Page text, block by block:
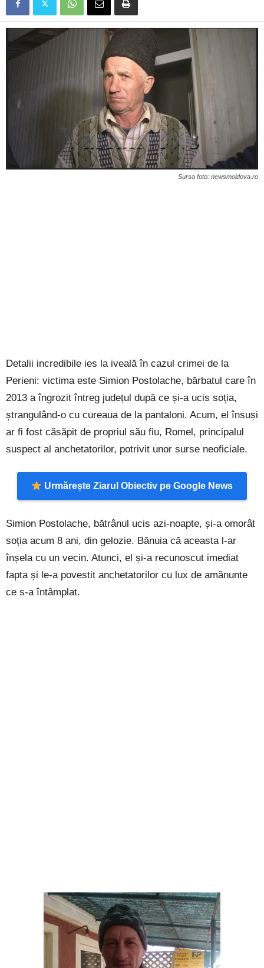
Sursa foto: newsmoldova.ro
Detalii incredibile ies la iveală în cazul crimei de la
Perieni: victima este Simion Postolache, bărbatul care în
2013 a îngrozit întreg județul după ce și-a ucis soția,
ștrangulând-o cu cureaua de la pantaloni. Acum, el însuși
ar fi fost căsăpit de propriul său fiu, Romel, principalul
suspect al anchetatorilor, potrivit unor surse neoficiale.
Urmărește Ziarul Obiectiv pe Google News
Simion Postolache, bătrânul ucis azi-noapte, și-a omorât
soția acum 8 ani, din gelozie. Bănuia că aceasta l-ar
înșela cu un vecin. Atunci, el și-a recunoscut imediat
fapta și le-a povestit anchetatorilor cu lux de amănunte
ce s-a întâmplat.